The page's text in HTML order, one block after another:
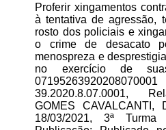
Proferir xingamentos
à tentativa de agressão,
rosto dos policiais e
o crime de desacato
menospreza e
no exercício de
39.2020.8.07.0001,
GOMES CAVALCANTI,
18/03/2021, 3ª